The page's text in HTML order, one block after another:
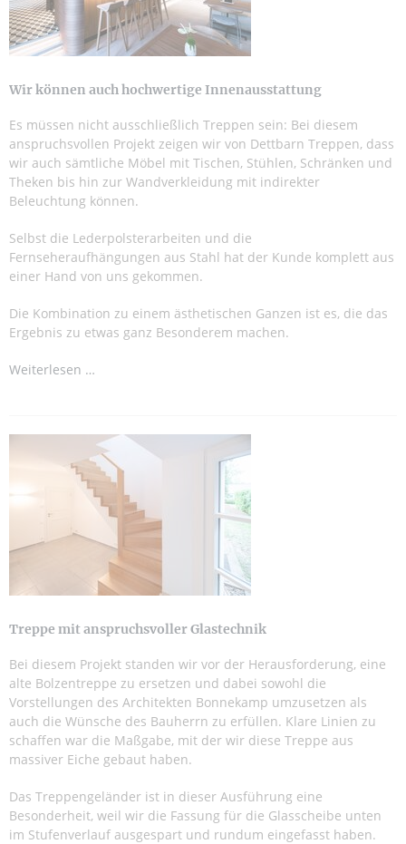
Wir können auch hochwertige Innenausstattung
Es müssen nicht ausschließlich Treppen sein: Bei diesem
anspruchsvollen Projekt zeigen wir von Dettbarn Treppen, dass
wir auch sämtliche Möbel mit Tischen, Stühlen, Schränken und
Theken bis hin zur Wandverkleidung mit indirekter
Beleuchtung können.
Selbst die Lederpolsterarbeiten und die
Fernseheraufhängungen aus Stahl hat der Kunde komplett aus
einer Hand von uns gekommen.
Die Kombination zu einem ästhetischen Ganzen ist es, die das
Ergebnis zu etwas ganz Besonderem machen.
Weiterlesen …
Treppe mit anspruchsvoller Glastechnik
Bei diesem Projekt standen wir vor der Herausforderung, eine
alte Bolzentreppe zu ersetzen und dabei sowohl die
Vorstellungen des Architekten Bonnekamp umzusetzen als
auch die Wünsche des Bauherrn zu erfüllen. Klare Linien zu
schaffen war die Maßgabe, mit der wir diese Treppe aus
massiver Eiche gebaut haben.
Das Treppengeländer ist in dieser Ausführung eine
Besonderheit, weil wir die Fassung für die Glasscheibe unten
im Stufenverlauf ausgespart und rundum eingefasst haben.